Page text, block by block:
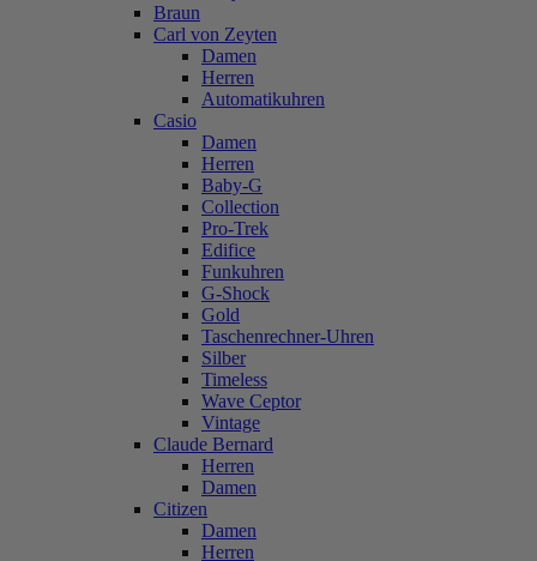
Braun
Carl von Zeyten
Damen
Herren
Automatikuhren
Casio
Damen
Herren
Baby-G
Collection
Pro-Trek
Edifice
Funkuhren
G-Shock
Gold
Taschenrechner-Uhren
Silber
Timeless
Wave Ceptor
Vintage
Claude Bernard
Herren
Damen
Citizen
Damen
Herren